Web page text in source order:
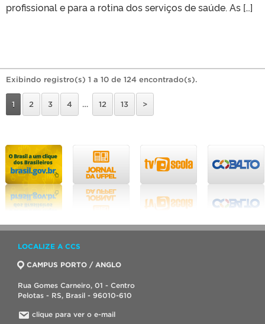
profissional e para a rotina dos serviços de saúde. As […]
Exibindo registro(s) 1 a 10 de 124 encontrado(s).
1 2 3 4 … 12 13 >
LOCALIZE A CCS
CAMPUS PORTO / ANGLO
Rua Gomes Carneiro, 01 - Centro
Pelotas - RS, Brasil - 96010-610
clique para ver o e-mail